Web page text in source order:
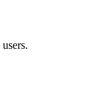
users.